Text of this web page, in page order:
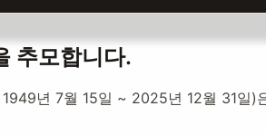
우
추모합니다.
년 7월 15일 ~ 2025년 12월 31일)